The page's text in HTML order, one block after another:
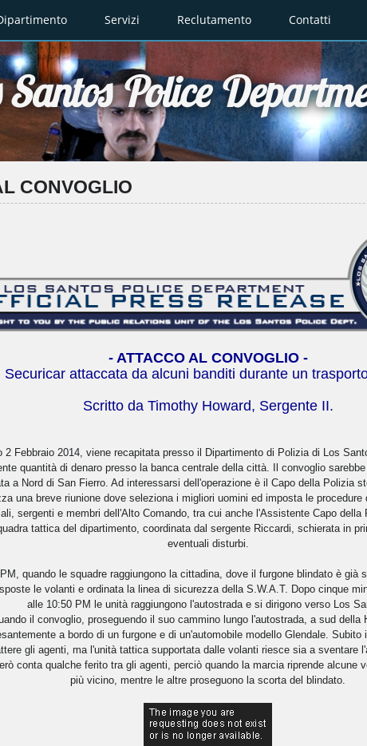
Servizi Reclutamento Contatti
Santos Police
CONVOGLIO
- ATTACCO AL CONVOGLIO -
Securicar attaccata da alcuni banditi durante un
Scritto da Timothy Howard, Sergente II.
2 Febbraio 2014, viene recapitata presso il Dipartimento di Polizia di Los
quantità di denaro presso la banca centrale della città. Il convoglio
a Nord di San Fierro. Ad interessarsi dell'operazione è il Capo della Polizia
una breve riunione dove seleziona i migliori uomini ed imposta le
sergenti e membri dell'Alto Comando, tra cui anche l'Assistente Capo
tattica del dipartimento, coordinata dal sergente Riccardi, schierata in
eventuali disturbi.
quando le squadre raggiungono la cittadina, dove il furgone blindato è già
le volanti e ordinata la linea di sicurezza della S.W.A.T. Dopo cinque
alle 10:50 PM le unità raggiungono l'autostrada e si dirigono verso Los
il convoglio, proseguendo il suo cammino lungo l'autostrada, a sud della
a bordo di un furgone e di un'automobile modello Glendale.
gli agenti, ma l'unità tattica supportata dalle volanti riesce sia a sventare
conta qualche ferito tra gli agenti, perciò quando la marcia riprende alcune
più vicino, mentre le altre proseguono la scorta del blindato.